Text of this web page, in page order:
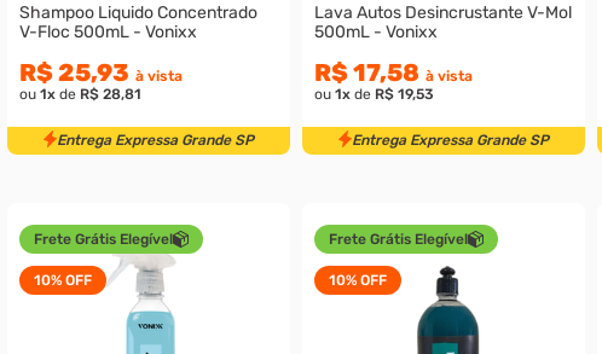
Shampoo Liquido Concentrado
V-Floc 500mL - Vonixx
R$ 25,93 à vista
ou 1x de R$ 28,81
Entrega Expressa Grande SP
Lava Autos Desincrustante V-Mol
500mL - Vonixx
R$ 17,58 à vista
ou 1x de R$ 19,53
Entrega Expressa Grande SP
Frete Grátis Elegível
10% OFF
Frete Grátis Elegível
10% OFF